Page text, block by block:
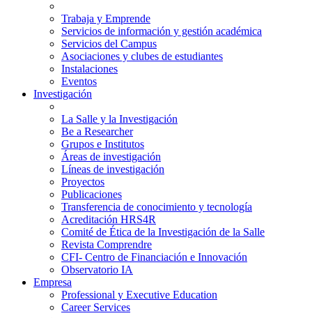
Trabaja y Emprende
Servicios de información y gestión académica
Servicios del Campus
Asociaciones y clubes de estudiantes
Instalaciones
Eventos
Investigación
La Salle y la Investigación
Be a Researcher
Grupos e Institutos
Áreas de investigación
Líneas de investigación
Proyectos
Publicaciones
Transferencia de conocimiento y tecnología
Acreditación HRS4R
Comité de Ética de la Investigación de la Salle
Revista Comprendre
CFI- Centro de Financiación e Innovación
Observatorio IA
Empresa
Professional y Executive Education
Career Services